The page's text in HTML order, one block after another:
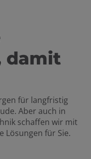
damit
für langfristig
Aber auch in
schaffen wir mit
Lösungen für Sie.